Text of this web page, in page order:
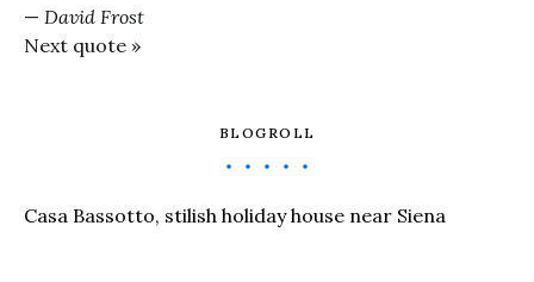
— David Frost
Next quote »
BLOGROLL
Casa Bassotto, stilish holiday house near Siena